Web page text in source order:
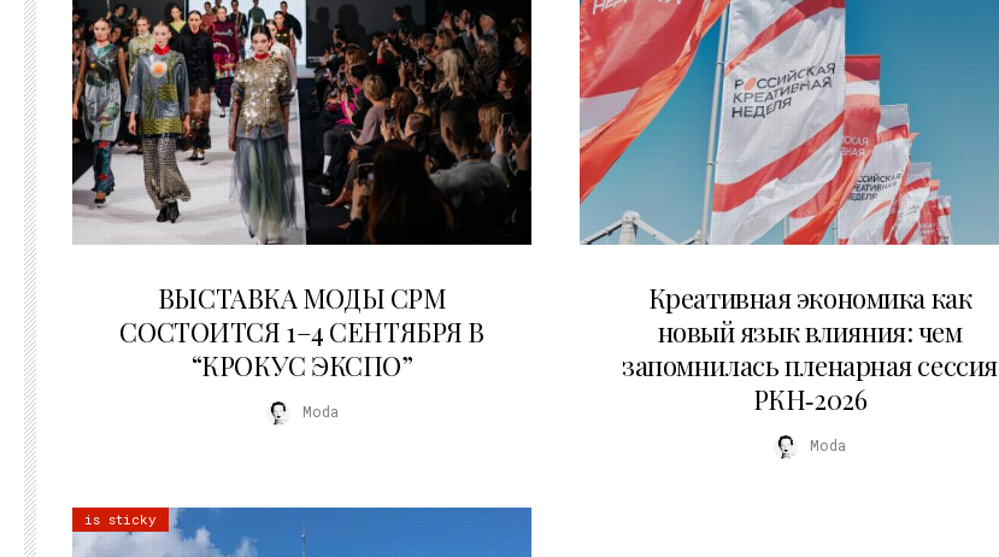
ВЫСТАВКА МОДЫ CPM
СОСТОИТСЯ 1–4 СЕНТЯБРЯ В
“КРОКУС ЭКСПО”
Moda
Креативная экономика как
новый язык влияния: чем
запомнилась пленарная сессия
РКН‑2026
Moda
is sticky